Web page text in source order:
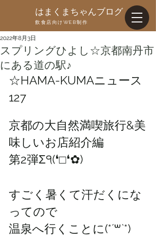
はまくまちゃんブログ
飲食店向けWEB制作
スプリングひよし☆京都南丹市
にある道の駅♪
2022年8月3日
☆HAMA-KUMAニュース
127
京都の大自然満喫旅行&美
味しいお店紹介編
第2弾Σ੧(❛□❛✿)
すごく暑くて汗だくにな
ってので
温泉へ行くことに(*´꒳`*)